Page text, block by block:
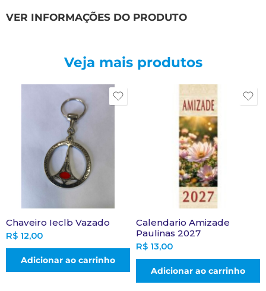
VER INFORMAÇÕES DO PRODUTO
Veja mais produtos
Chaveiro Ieclb Vazado
R$ 12,00
Adicionar ao carrinho
Calendario Amizade
Paulinas 2027
R$ 13,00
Adicionar ao carrinho